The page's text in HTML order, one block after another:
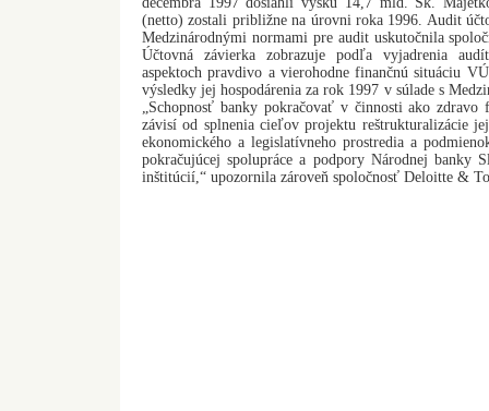
(netto) zostali približne na úrovni roka 1996. Audit
Medzinárodnými normami pre audit uskutočnila
Účtovná závierka zobrazuje podľa vyjadrenia
aspektoch pravdivo a vierohodne finančnú situáciu
výsledky jej hospodárenia za rok 1997 v súlade s
„Schopnosť banky pokračovať v činnosti ako zdravo
závisí od splnenia cieľov projektu reštrukturalizácie
ekonomického a legislatívneho prostredia a
pokračujúcej spolupráce a podpory Národnej banky
inštitúcií,“ upozornila zároveň spoločnosť Deloitte &